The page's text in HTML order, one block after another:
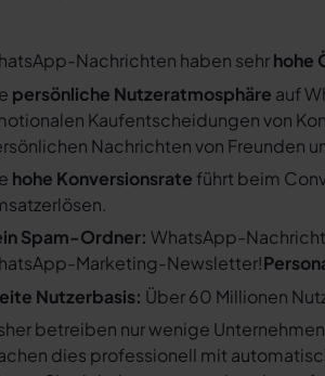
Nachrichten haben sehrhohe
persönliche Nutzeratmosphäre auf
Kaufentscheidungen von
Nachrichten von Freunden
hohe Konversionsrate führt beim
Spam-Ordner: WhatsApp-
Marketing-Newsletter!
Nutzerbasis: Über 60 Millionen
betreiben nur wenige
dies professionell mit